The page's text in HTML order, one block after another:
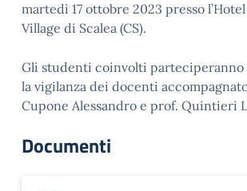
martedì 17 ottobre 2023 presso
Village di Scalea (CS).
Gli studenti coinvolti parteciperanno
la vigilanza dei docenti
Cupone Alessandro e prof. Quintieri
Documenti